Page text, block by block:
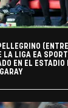
LA LIGA EA
EN EL